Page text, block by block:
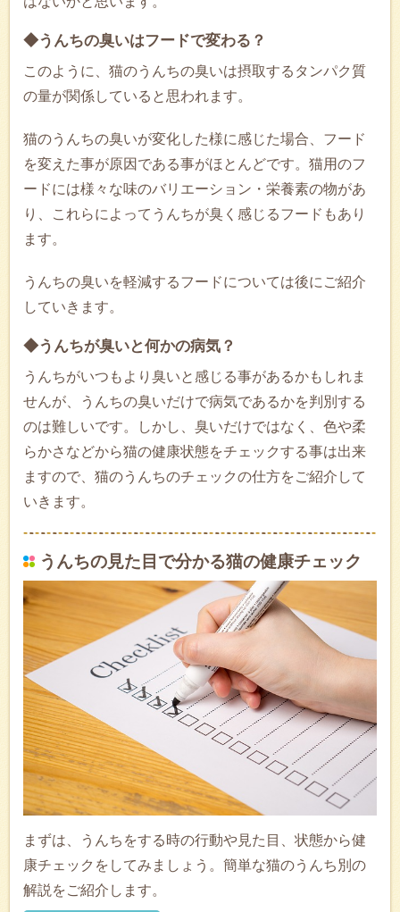
◆うんちの臭いはフードで変わる？
このように、猫のうんちの臭いは摂取するタンパク質
の量が関係していると思われます。
猫のうんちの臭いが変化した様に感じた場合、フード
を変えた事が原因である事がほとんどです。猫用のフ
ードには様々な味のバリエーション・栄養素の物があ
り、これらによってうんちが臭く感じるフードもあり
ます。
うんちの臭いを軽減するフードについては後にご紹介
していきます。
◆うんちが臭いと何かの病気？
うんちがいつもより臭いと感じる事があるかもしれま
せんが、うんちの臭いだけで病気であるかを判別する
のは難しいです。しかし、臭いだけではなく、色や柔
らかさなどから猫の健康状態をチェックする事は出来
ますので、猫のうんちのチェックの仕方をご紹介して
いきます。
うんちの見た目で分かる猫の健康チェック
まずは、うんちをする時の行動や見た目、状態から健
康チェックをしてみましょう。簡単な猫のうんち別の
解説をご紹介します。